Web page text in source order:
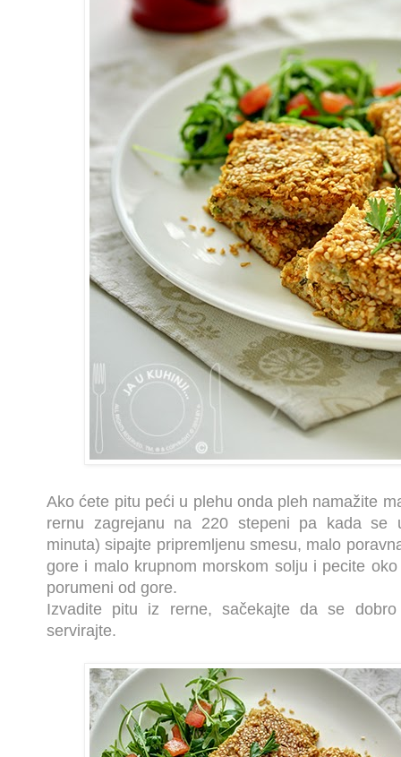
Ako ćete pitu peći u plehu onda pleh namažite
rernu zagrejanu na 220 stepeni pa kada se
minuta) sipajte pripremljenu smesu, malo
gore i malo krupnom morskom solju i pecite
porumeni od gore.
Izvadite pitu iz rerne, sačekajte da se
servirajte.